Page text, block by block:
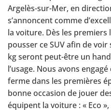
Argelès-sur-Mer, en
s’annoncent comme
la voiture. Dès les premiers
pousser ce SUV afin de
kg seront peut-être un
l’usage. Nous avons
ferme dans les premières
bonne occasion de jouer
équipent la voiture : « Eco